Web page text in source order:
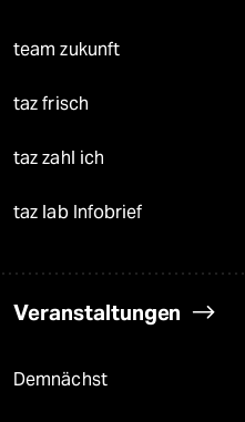
team zukunft
taz frisch
taz zahl ich
taz lab Infobrief
Veranstaltungen
Demnächst